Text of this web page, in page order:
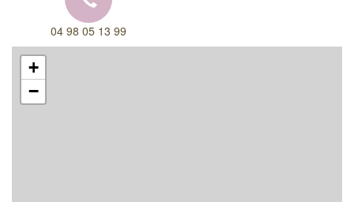
04 98 05 13 99
+
−